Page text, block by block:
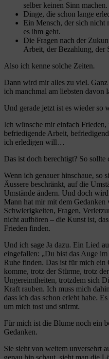
selber keinen Sinn machen.
Dinge, die schon lange
Ein Mensch, der sich nicht
es ihm geht.
Die Fragen nach der
Arbeit, der Bezahlung, der
Also ich kenne solche Zeiten.
Dann wird mir alles zu viel.
ich manchmal am liebsten davon
Und gerade jetzt ist es wieder so
Ich wünsche mir einfach
befriedigende Arbeit,
ich erledigen will…
Das ist doch berechtigt? So sollte
Wenn ich genauer hinschaue, so
Äussere beschränkt, auf die
Umstände ändern. Und doch
Mann hat mir mit dem Gedanken
Schwierigkeiten, Fragen,
nicht aufhören – die Kunst ist,
Frieden finden.
Und ich sage Ja dazu. Ein Lied
eingefallen: „Du bist das Auge
Ruhe finden. Das ist für mich
komme, trotz der Stürme, trotz
Ungereimtheiten, trotzdem sich
Kraft rauben. Ich muss mich
dass ich das schon erlebt habe.
um mich tost und stürmt.
Für mich ist die Blume noch ein
Gedanken.
Sie sieht von weitem unversehrt
genau hin schaut, sieht man die